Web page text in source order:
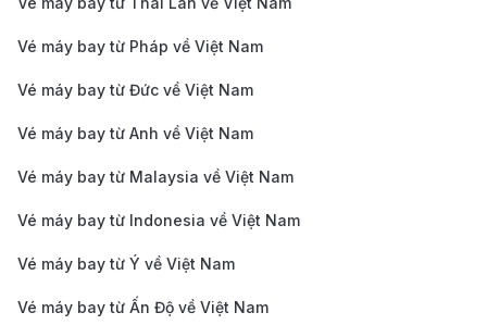
đương khoảng 125,000 VND), rất hợp lý cho hành
Taxi – Linh hoạt và tiện nghi:
hành lý hoặc cần di chuyển ngay sau chuyến bay,
taxi là phương án lý tưởng. Giá cước dao động từ
1,500 đến 2,500 RUB (khoảng 370,000 - 610,000
sử dụng các hãng taxi uy tín hoặc đặt xe qua ứng
dụng như Yandex Taxi hay Uber.
Vé máy bay từ Pháp về Việt Nam
Vé máy bay từ Đức về Việt Nam
Vé máy bay từ Anh về Việt Nam
Vé máy bay từ Malaysia về Việt Nam
Vé máy bay từ Indonesia về Việt Nam
Vé máy bay từ Ý về Việt Nam
Vé máy bay từ Ấn Độ về Việt Nam